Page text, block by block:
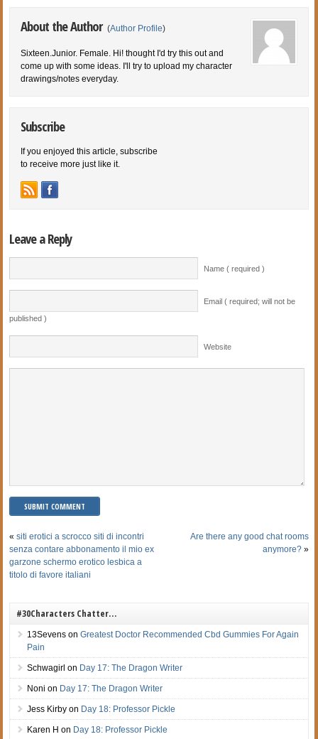
About the Author (Author Profile)
Sixteen.Junior. Female. Hi! thought I'd try this out and
come up with some ideas. I'll try to upload my character
drawings/notes everyday.
Subscribe
If you enjoyed this article, subscribe
to receive more just like it.
Leave a Reply
Name ( required )
Email ( required; will not be
published )
Website
«siti erotici a scrocco siti di incontri
senza contare abbonamento il mio ex
garzone schermo erotico lesbica a
titolo di favore italiani
Are there any good chat rooms
anymore?»
#30Characters Chatter…
13Sevens onGreatest Doctor Recommended Cbd Gummies For Again
Pain
Schwagirl on Day 17: The Dragon Writer
Noni on Day 17: The Dragon Writer
Jess Kirby on Day 18: Professor Pickle
Karen H on Day 18: Professor Pickle